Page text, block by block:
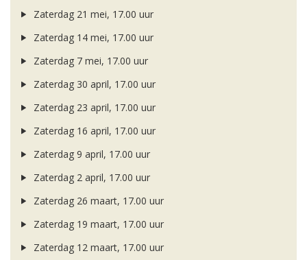
Zaterdag 21 mei, 17.00 uur
Zaterdag 14 mei, 17.00 uur
Zaterdag 7 mei, 17.00 uur
Zaterdag 30 april, 17.00 uur
Zaterdag 23 april, 17.00 uur
Zaterdag 16 april, 17.00 uur
Zaterdag 9 april, 17.00 uur
Zaterdag 2 april, 17.00 uur
Zaterdag 26 maart, 17.00 uur
Zaterdag 19 maart, 17.00 uur
Zaterdag 12 maart, 17.00 uur